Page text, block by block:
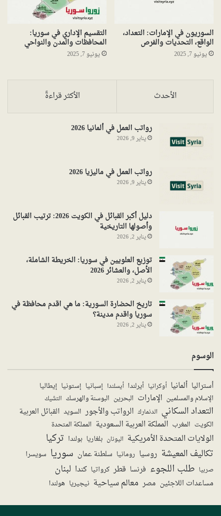
السوريون في الإمارات: التعداد،
الواقع، التحديات والفرص
يونيو 7, 2025
التقسيم الإداري في سوريا:
المحافظات والمدن والنواحي
يونيو 7, 2025
الأحدث الأكثر قراءةً
رواتب العمل في ألمانيا 2026
يناير 9, 2026
رواتب العمل في ماليزيا 2026
يناير 9, 2026
دليل أكبر القبائل في الكويت 2026: ترتيب القبائل
وأصولها التاريخية
يناير 2, 2026
توزيع العلويين في سوريا: الخريطة الشاملة،
الأصل، والعشائر 2026
يناير 2, 2026
تاريخ الحضارة السورية: ما هي اقدم محافظة في
سوريا واقدم مدينة؟
يناير 2, 2026
الوسوم
أستراليا ألمانيا أوكرانيا أيرلندا أيسلندا إسبانيا إستونيا إيطاليا
الإسلام والمسلمين الإمارات البحرين البوسنة والهرسك التشيك
التعداد السكاني الدنمارك الرواتب والأجور السويد القبائل العربية
الكويت المغرب المملكة العربية السعودية المملكة المتحدة
الولايات المتحدة الأمريكية اليونان بلغاريا بولندا تركيا
تكاليف المعيشة روسيا رومانيا سلطنة عمان سوريا سويسرا
صربيا طلب اللجوء فرنسا قطر كرواتيا كندا لبنان
مساعدات اللاجئين مصر معالم سياحية نيجيريا هولندا